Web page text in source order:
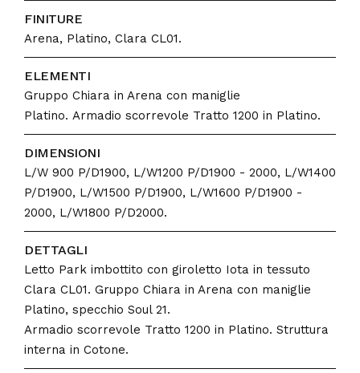
FINITURE
Arena, Platino, Clara CL01.
ELEMENTI
Gruppo Chiara in Arena con maniglie
Platino. Armadio scorrevole Tratto 1200 in Platino.
DIMENSIONI
L/W 900 P/D1900, L/W1200 P/D1900 - 2000, L/W1400
P/D1900, L/W1500 P/D1900, L/W1600 P/D1900 -
2000, L/W1800 P/D2000.
DETTAGLI
Letto Park imbottito con giroletto Iota in tessuto
Clara CL01. Gruppo Chiara in Arena con maniglie
Platino, specchio Soul 21.
Armadio scorrevole Tratto 1200 in Platino. Struttura
interna in Cotone.